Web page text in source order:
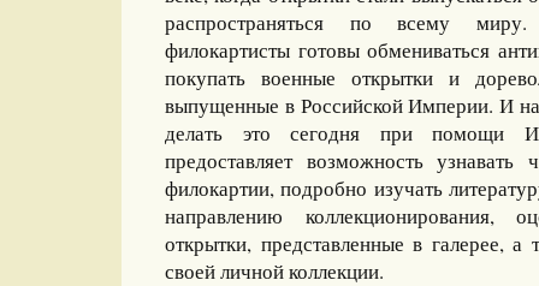
распространяться по всему
филокартисты готовы обмениваться
покупать военные открытки и
выпущенные в Российской Империи. И
делать это сегодня при помощи
предоставляет возможность
филокартии, подробно изучать
направлению коллекционирования,
открытки, представленные в галерее, а
своей личной коллекции.